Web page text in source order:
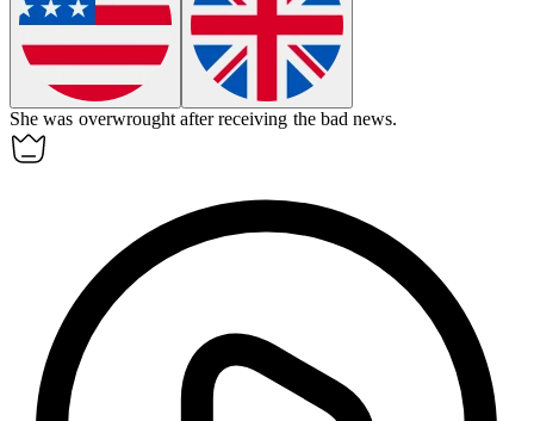
She was overwrought after receiving the bad news.